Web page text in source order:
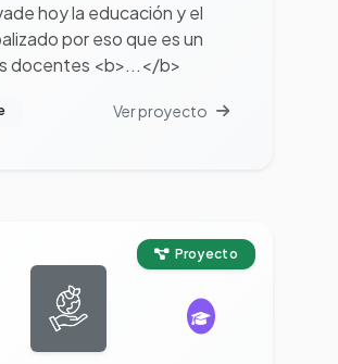
hoy la educación y el
por eso que es un
docentes <b>...</b>
Ver proyecto
Proyecto